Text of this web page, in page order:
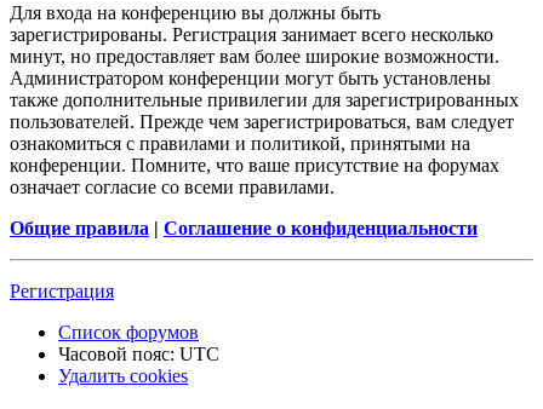
Для входа на конференцию вы должны быть
зарегистрированы. Регистрация занимает всего несколько
минут, но предоставляет вам более широкие возможности.
Администратором конференции могут быть установлены
также дополнительные привилегии для зарегистрированных
пользователей. Прежде чем зарегистрироваться, вам следует
ознакомиться с правилами и политикой, принятыми на
конференции. Помните, что ваше присутствие на форумах
означает согласие со всеми правилами.
Общие правила | Соглашение о конфиденциальности
Регистрация
Список форумов
Часовой пояс: UTC
Удалить cookies